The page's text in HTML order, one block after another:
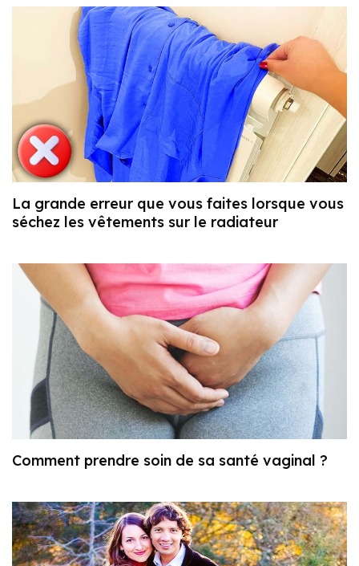
La grande erreur que vous faites lorsque vous
séchez les vêtements sur le radiateur
Comment prendre soin de sa santé vaginal ?